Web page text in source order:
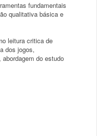
fundamentais
qualitativa básica e
leitura critica de
dos jogos,
do estudo